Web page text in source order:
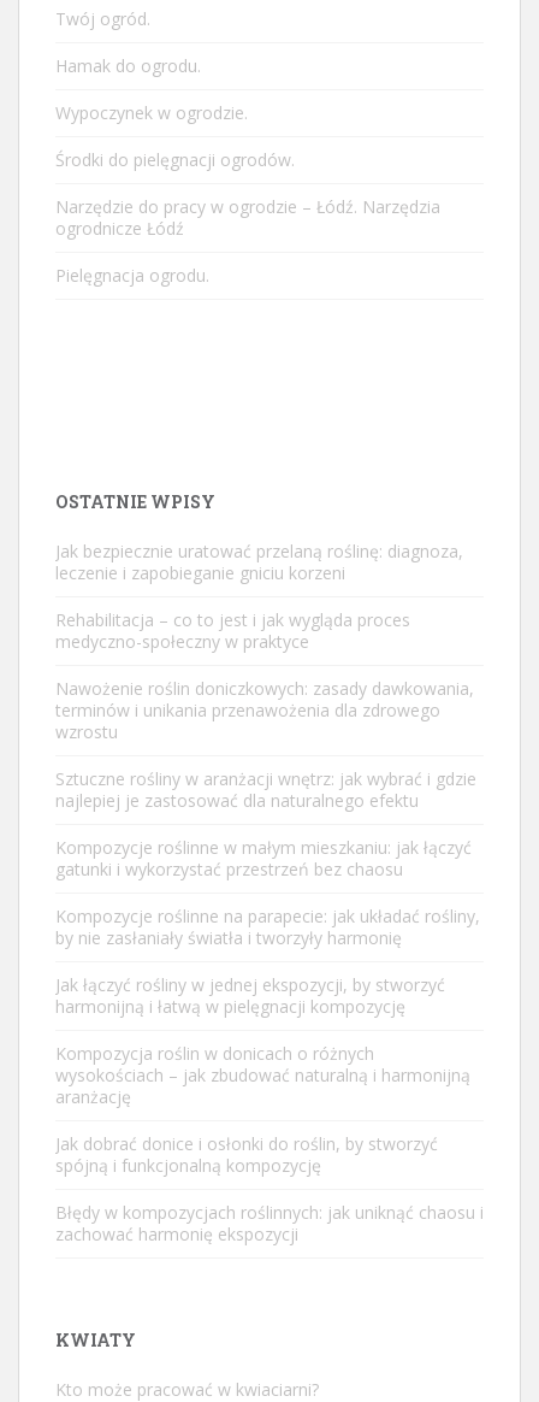
Twój ogród.
Hamak do ogrodu.
Wypoczynek w ogrodzie.
Środki do pielęgnacji ogrodów.
Narzędzie do pracy w ogrodzie – Łódź. Narzędzia
ogrodnicze Łódź
Pielęgnacja ogrodu.
OSTATNIE WPISY
Jak bezpiecznie uratować przelaną roślinę: diagnoza,
leczenie i zapobieganie gniciu korzeni
Rehabilitacja – co to jest i jak wygląda proces
medyczno-społeczny w praktyce
Nawożenie roślin doniczkowych: zasady dawkowania,
terminów i unikania przenawożenia dla zdrowego
wzrostu
Sztuczne rośliny w aranżacji wnętrz: jak wybrać i gdzie
najlepiej je zastosować dla naturalnego efektu
Kompozycje roślinne w małym mieszkaniu: jak łączyć
gatunki i wykorzystać przestrzeń bez chaosu
Kompozycje roślinne na parapecie: jak układać rośliny,
by nie zasłaniały światła i tworzyły harmonię
Jak łączyć rośliny w jednej ekspozycji, by stworzyć
harmonijną i łatwą w pielęgnacji kompozycję
Kompozycja roślin w donicach o różnych
wysokościach – jak zbudować naturalną i harmonijną
aranżację
Jak dobrać donice i osłonki do roślin, by stworzyć
spójną i funkcjonalną kompozycję
Błędy w kompozycjach roślinnych: jak uniknąć chaosu i
zachować harmonię ekspozycji
KWIATY
Kto może pracować w kwiaciarni?